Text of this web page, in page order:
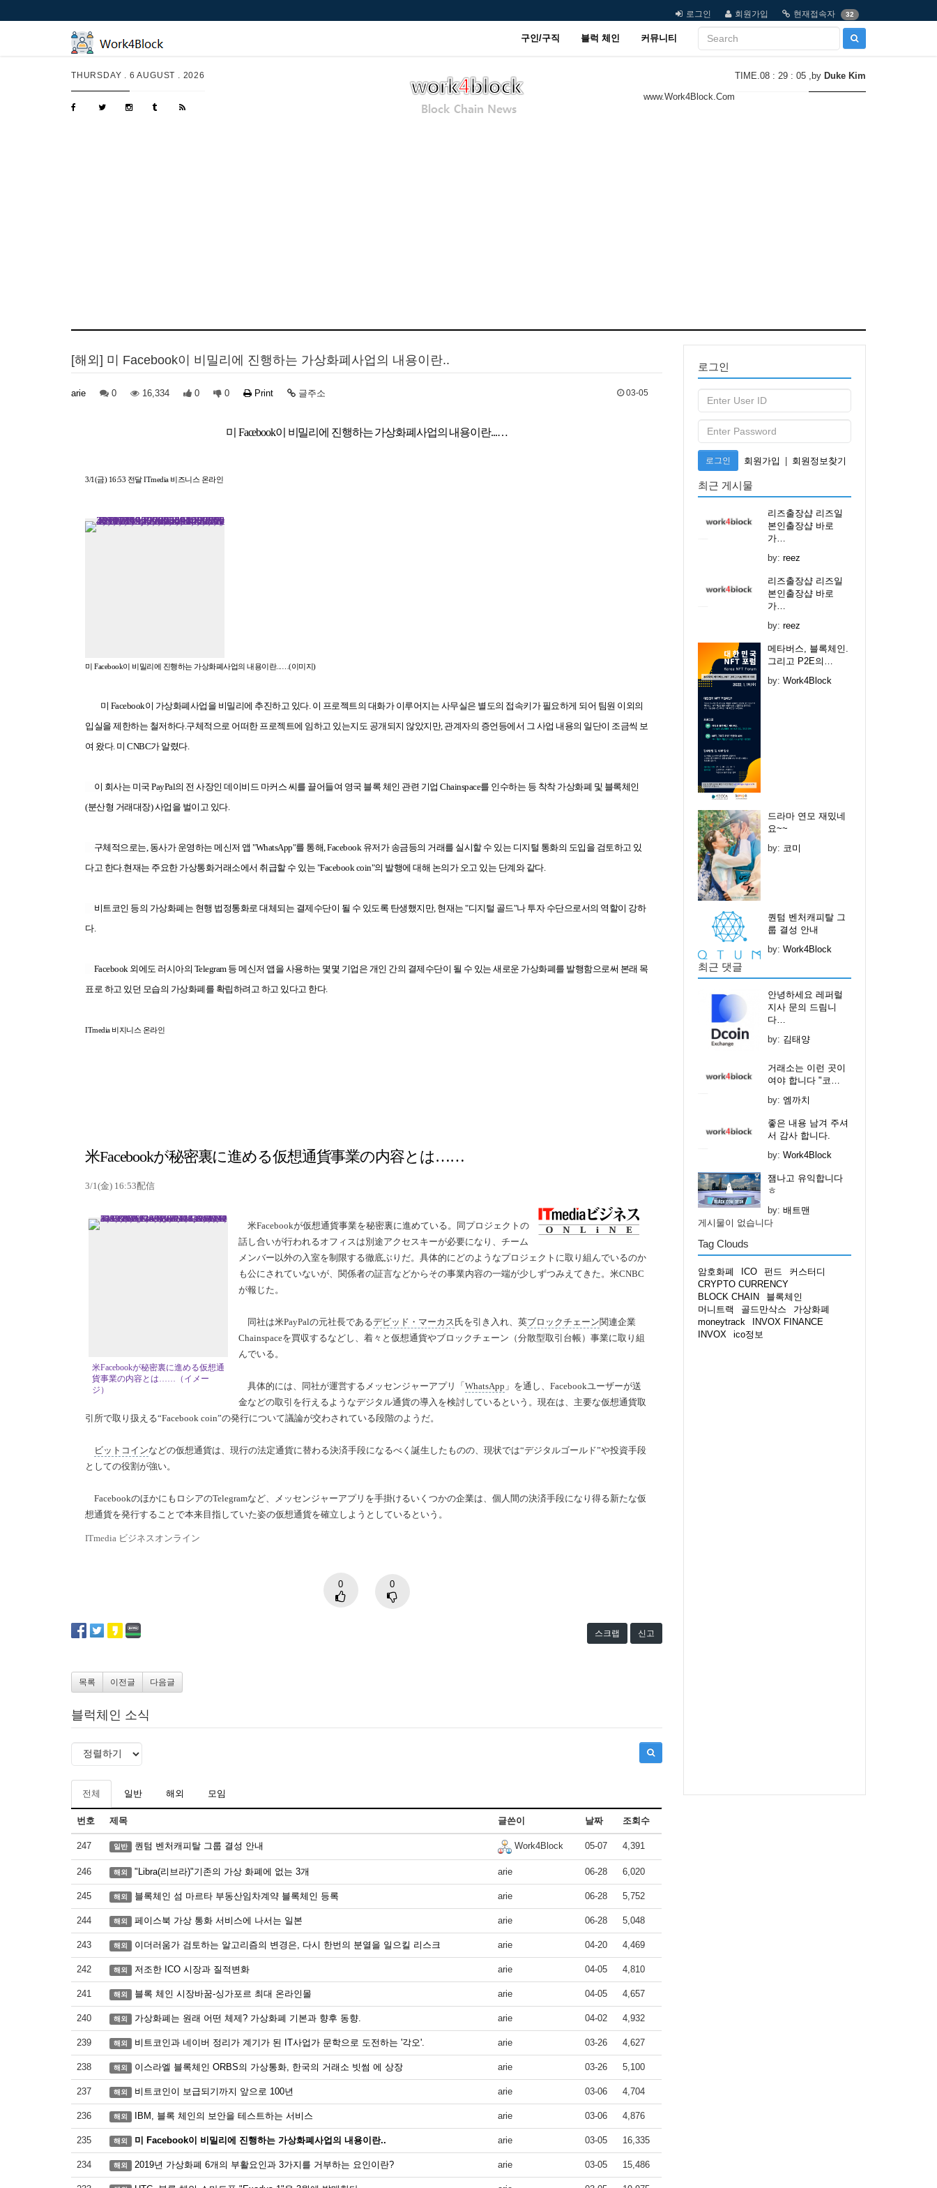
로그인 회원가입 현재접속자 32
구인/구직 블럭 체인 커뮤니티
THURSDAY . 6 AUGUST . 2026 TIME.08 : 29 : 05 ,by Duke Kim
www.Work4Block.Com
[해외] 미 Facebook이 비밀리에 진행하는 가상화폐사업의 내용이란..
arie 0 16,334 0 0 Print 글주소 03-05
미 Facebook이 비밀리에 진행하는 가상화폐사업의 내용이란...…
3/1(금) 16:53 전달 ITmedia 비즈니스 온라인
미 Facebook이 비밀리에 진행하는 가상화폐사업의 내용이란...…(이미지)
미 Facebook이 가상화폐사업을 비밀리에 추진하고 있다. 이 프로젝트의 대화가 이루어지는 사무실은 별도의 접속키가 필요하게 되어 팀원 이외의
입실을 제한하는 철저하다.구체적으로 어떠한 프로젝트에 임하고 있는지도 공개되지 않았지만, 관계자의 증언등에서 그 사업 내용의 일단이 조금씩 보
여 왔다. 미 CNBC가 알렸다.
이 회사는 미국 PayPal의 전 사장인 데이비드 마커스 씨를 끌어들여 영국 블록 체인 관련 기업 Chainspace를 인수하는 등 착착 가상화폐 및 블록체인
(분산형 거래대장) 사업을 벌이고 있다.
구체적으로는, 동사가 운영하는 메신저 앱 "WhatsApp"를 통해, Facebook 유저가 송금등의 거래를 실시할 수 있는 디지털 통화의 도입을 검토하고 있
다고 한다.현재는 주요한 가상통화거래소에서 취급할 수 있는 "Facebook coin"의 발행에 대해 논의가 오고 있는 단계와 같다.
비트코인 등의 가상화폐는 현행 법정통화로 대체되는 결제수단이 될 수 있도록 탄생했지만, 현재는 "디지털 골드"나 투자 수단으로서의 역할이 강하
다.
Facebook 외에도 러시아의 Telegram 등 메신저 앱을 사용하는 몇몇 기업은 개인 간의 결제수단이 될 수 있는 새로운 가상화폐를 발행함으로써 본래 목
표로 하고 있던 모습의 가상화폐를 확립하려고 하고 있다고 한다.
ITmedia 비지니스 온라인
米Facebookが秘密裏に進める仮想通貨事業の内容とは……
3/1(金) 16:53配信
米Facebookが秘密裏に進める仮想通
貨事業の内容とは……（イメー
ジ）
米Facebookが仮想通貨事業を秘密裏に進めている。同プロジェクトの
話し合いが行われるオフィスは別途アクセスキーが必要になり、チーム
メンバー以外の入室を制限する徹底ぶりだ。具体的にどのようなプロジェクトに取り組んでいるのか
も公にされていないが、関係者の証言などからその事業内容の一端が少しずつみえてきた。米CNBC
が報じた。
同社は米PayPalの元社長であるデビッド・マーカス氏を引き入れ、英ブロックチェーン関連企業
Chainspaceを買収するなどし、着々と仮想通貨やブロックチェーン（分散型取引台帳）事業に取り組
んでいる。
具体的には、同社が運営するメッセンジャーアプリ「 WhatsApp 」を通し、Facebookユーザーが送
金などの取引を行えるようなデジタル通貨の導入を検討しているという。現在は、主要な仮想通貨取
引所で取り扱える“Facebook coin”の発行について議論が交わされている段階のようだ。
ビットコインなどの仮想通貨は、現行の法定通貨に替わる決済手段になるべく誕生したものの、現状では“デジタルゴールド”や投資手段
としての役割が強い。
FacebookのほかにもロシアのTelegramなど、メッセンジャーアプリを手掛けるいくつかの企業は、個人間の決済手段になり得る新たな仮
想通貨を発行することで本来目指していた姿の仮想通貨を確立しようとしているという。
ITmedia ビジネスオンライン
0 0
스크랩 신고
목록 이전글 다음글
블럭체인 소식
전체 일반 해외 모임
번호 제목 글쓴이 날짜 조회수
247 일반 퀀텀 벤처캐피탈 그룹 결성 안내 Work4Block 05-07 4,391
246 해외 "Libra(리브라)"기존의 가상 화폐에 없는 3개 arie 06-28 6,020
245 해외 블록체인 섬 마르타 부동산임차계약 블록체인 등록 arie 06-28 5,752
244 해외 페이스북 가상 통화 서비스에 나서는 일본 arie 06-28 5,048
243 해외 이더러움가 검토하는 알고리즘의 변경은, 다시 한번의 분열을 일으킬 리스크 arie 04-20 4,469
242 해외 저조한 ICO 시장과 질적변화 arie 04-05 4,810
241 해외 블록 체인 시장바꿈-싱가포르 최대 온라인몰 arie 04-05 4,657
240 해외 가상화폐는 원래 어떤 체제? 가상화폐 기본과 향후 동향. arie 04-02 4,932
239 해외 비트코인과 네이버 정리가 계기가 된 IT사업가 문학으로 도전하는 '각오'. arie 03-26 4,627
238 해외 이스라엘 블록체인 ORBS의 가상통화, 한국의 거래소 빗썸 에 상장 arie 03-26 5,100
237 해외 비트코인이 보급되기까지 앞으로 100년 arie 03-06 4,704
236 해외 IBM, 블록 체인의 보안을 테스트하는 서비스 arie 03-06 4,876
235 해외 미 Facebook이 비밀리에 진행하는 가상화폐사업의 내용이란.. arie 03-05 16,335
234 해외 2019년 가상화폐 6개의 부활요인과 3가지를 거부하는 요인이란? arie 03-05 15,486
로그인
로그인 회원가입 회원정보찾기
최근 게시물
리즈출장샵 리즈일
본인출장샵 바로
가…
by: reez
리즈출장샵 리즈일
본인출장샵 바로
가…
by: reez
메타버스, 블록체인.
그리고 P2E의…
by: Work4Block
드라마 연모 재밌네
요~~
by: 코미
퀀텀 벤처캐피탈 그
룹 결성 안내
by: Work4Block
최근 댓글
안녕하세요 레퍼럴
지사 문의 드림니
다…
by: 김태양
거래소는 이런 곳이
여야 합니다 "코…
by: 엠까치
좋은 내용 남겨 주셔
서 감사 합니다.
by: Work4Block
잼나고 유익합니다
ㅎ
by: 배트맨
게시물이 없습니다
Tag Clouds
암호화폐 ICO 펀드
커스터디
CRYPTO CURRENCY
BLOCK CHAIN
블록체인
머니트랙
골드만삭스
가상화폐
moneytrack
INVOX FINANCE
INVOX
ico정보